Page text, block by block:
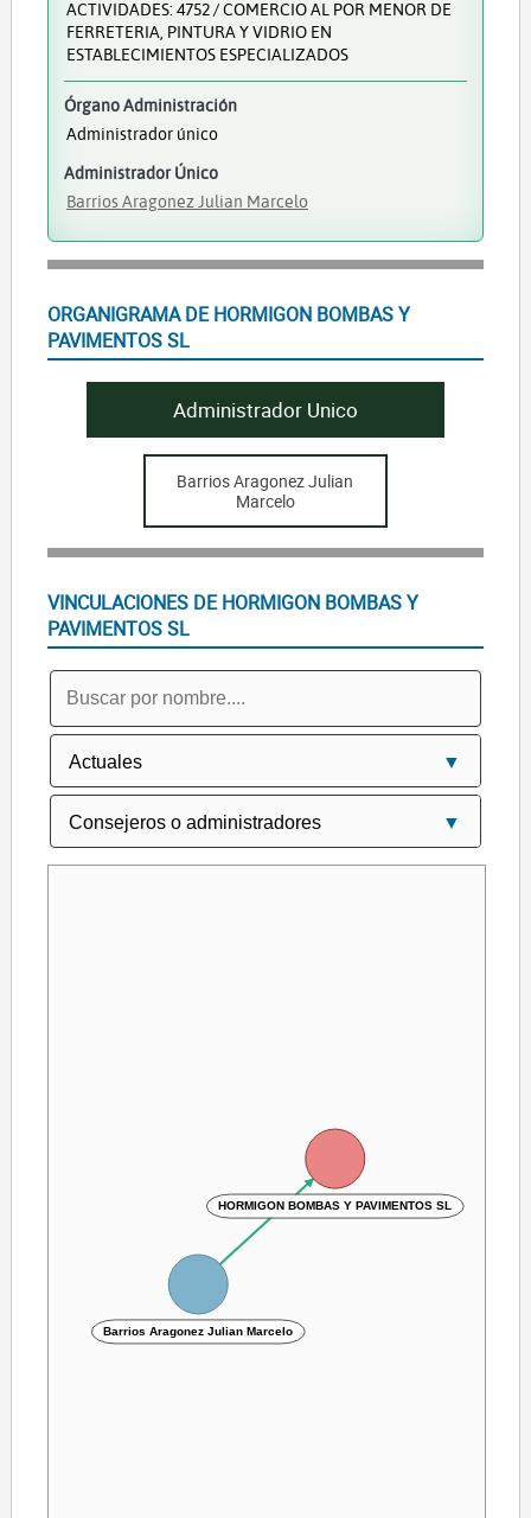
ACTIVIDADES: 4752 / COMERCIO AL POR MENOR DE
FERRETERIA, PINTURA Y VIDRIO EN
ESTABLECIMIENTOS ESPECIALIZADOS
Órgano Administración
Administrador único
Administrador Único
Barrios Aragonez Julian Marcelo
ORGANIGRAMA DE HORMIGON BOMBAS Y
PAVIMENTOS SL
Administrador Unico
Barrios Aragonez Julian
Marcelo
VINCULACIONES DE HORMIGON BOMBAS Y
PAVIMENTOS SL
HORMIGON BOMBAS Y PAVIMENTOS SL
Barrios Aragonez Julian Marcelo